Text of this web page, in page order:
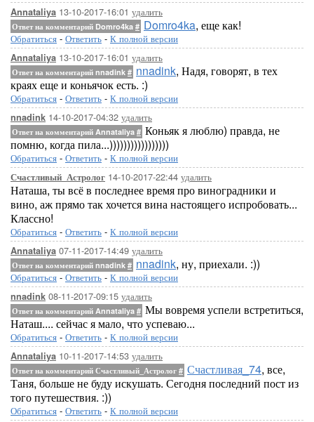
Annataliya 13-10-2017-16:01 удалить
Ответ на комментарий Domro4ka # Domro4ka, еще как!
Обратиться - Ответить - К полной версии
Annataliya 13-10-2017-16:01 удалить
Ответ на комментарий nnadink # nnadink, Надя, говорят, в тех
краях еще и коньячок есть. :)
Обратиться - Ответить - К полной версии
nnadink 14-10-2017-04:32 удалить
Ответ на комментарий Annataliya # Коньяк я люблю) правда, не
помню, когда пила...)))))))))))))))))
Обратиться - Ответить - К полной версии
Счастливый_Астролог 14-10-2017-22:44 удалить
Наташа, ты всё в последнее время про виноградники и
вино, аж прямо так хочется вина настоящего испробовать...
Классно!
Обратиться - Ответить - К полной версии
Annataliya 07-11-2017-14:49 удалить
Ответ на комментарий nnadink # nnadink, ну, приехали. :))
Обратиться - Ответить - К полной версии
nnadink 08-11-2017-09:15 удалить
Ответ на комментарий Annataliya # Мы вовремя успели встретиться,
Наташ.... сейчас я мало, что успеваю...
Обратиться - Ответить - К полной версии
Annataliya 10-11-2017-14:53 удалить
Ответ на комментарий Счастливый_Астролог # Счастливая_74, все,
Таня, больше не буду искушать. Сегодня последний пост из
того путешествия. :))
Обратиться - Ответить - К полной версии